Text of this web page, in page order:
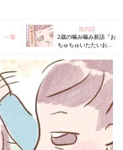
一覧
次の話
2歳の噛み噛み新語『お
ちゅちゅいたたいお
#48］